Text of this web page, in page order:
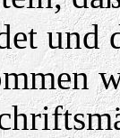
und